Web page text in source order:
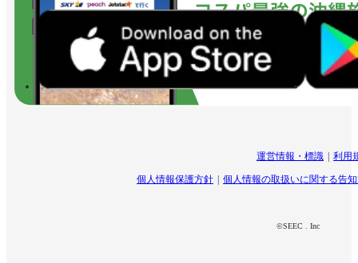
運営情報・標識 利用
個人情報保護方針 個人情報の取扱いに関する告
©SEEC . Inc